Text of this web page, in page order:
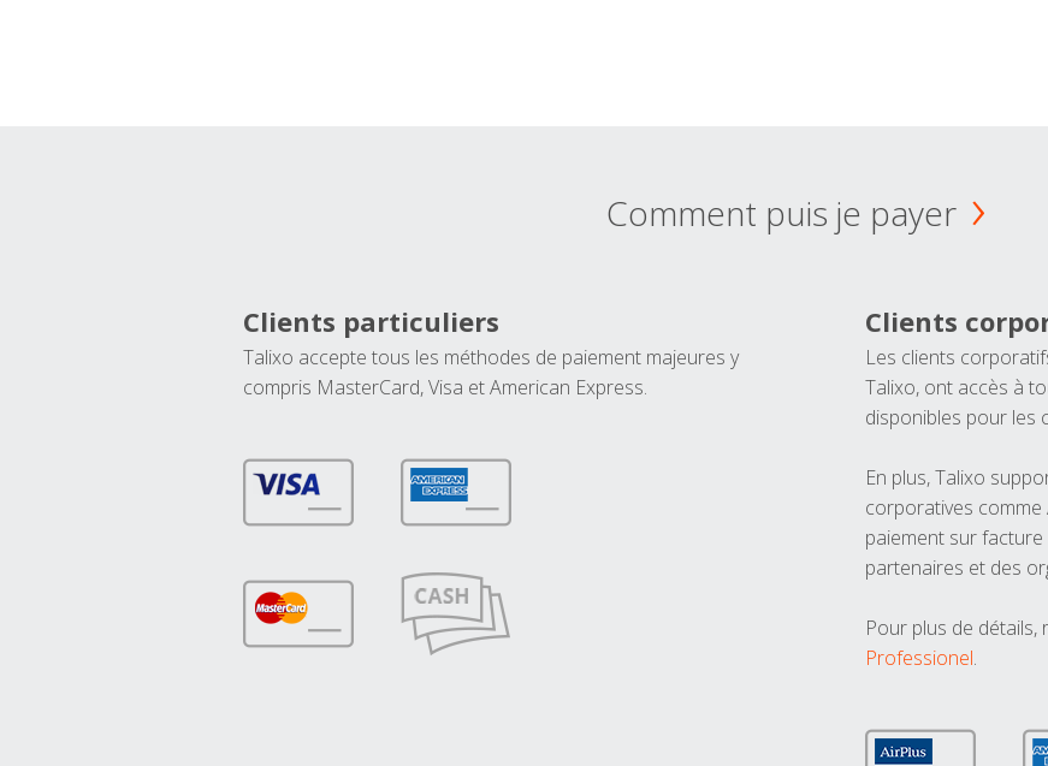
Comment puis je payer
Clients particuliers
Talixo accepte tous les méthodes de paiement majeures y
compris MasterCard, Visa et American Express.
Clients
Les clients
Talixo, ont accès à
disponibles pour les
En plus, Talixo
corporatives comme
paiement sur
partenaires et des
Pour plus de détails,
Professionel.